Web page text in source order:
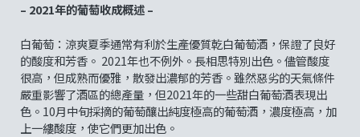
– 2021年的葡萄收成概述 –
白葡萄：涼爽夏季通常有利於生產優質乾白葡萄酒，保證了良好
的酸度和芳香。 2021年也不例外。長相思特別出色。儘管酸度
很高，但成熟而優雅，散發出濃郁的芳香。雖然惡劣的天氣條件
嚴重影響了酒區的總產量，但2021年的一些甜白葡萄酒表現出
色。10月中旬採摘的葡萄釀出純度極高的葡萄酒，濃度極高，加
上一縷酸度，使它們更加出色。